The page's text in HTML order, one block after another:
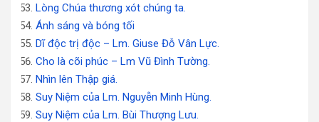
Lòng Chúa thương xót chúng ta.
Ánh sáng và bóng tối
Dĩ độc trị độc – Lm. Giuse Đỗ Vân Lực.
Cho là cõi phúc – Lm Vũ Đình Tường.
Nhìn lên Thập giá.
Suy Niệm của Lm. Nguyễn Minh Hùng.
Suy Niệm của Lm. Bùi Thượng Lưu.